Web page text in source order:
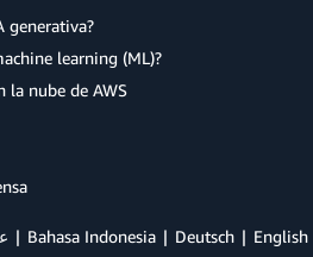
generativa?
learning (ML)?
la nube de AWS
Bahasa Indonesia Deutsch English